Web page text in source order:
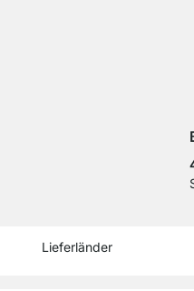
Zahlung mit Sofort
Zahlung mit
Lieferländer